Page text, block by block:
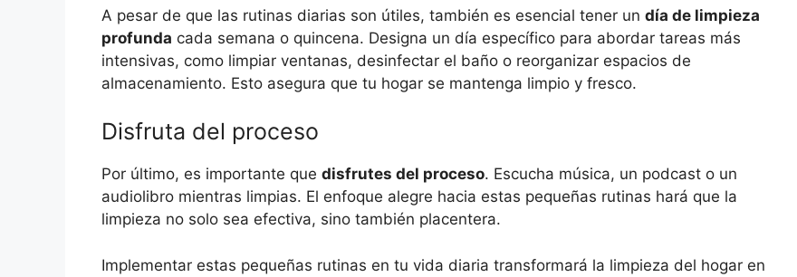
A pesar de que las rutinas diarias son útiles, también es esencial tener un día de limpieza
profunda cada semana o quincena. Designa un día específico para abordar tareas más
intensivas, como limpiar ventanas, desinfectar el baño o reorganizar espacios de
almacenamiento. Esto asegura que tu hogar se mantenga limpio y fresco.
Disfruta del proceso
Por último, es importante que disfrutes del proceso. Escucha música, un podcast o un
audiolibro mientras limpias. El enfoque alegre hacia estas pequeñas rutinas hará que la
limpieza no solo sea efectiva, sino también placentera.
Implementar estas pequeñas rutinas en tu vida diaria transformará la limpieza del hogar en